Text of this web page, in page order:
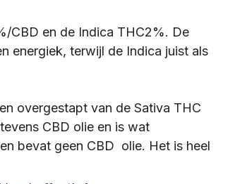
CBD en de Indica THC2%. De
energiek, terwijl de Indica juist als
overgestapt van de Sativa THC
CBD olie en is wat
bevat geen CBD  olie. Het is heel